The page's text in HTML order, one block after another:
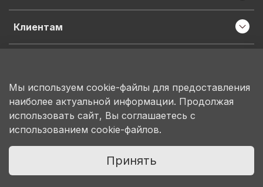
Клиентам
ИП Пронина М.Н.
ИНН 503150684207
Мы используем cookie-файлы для предоставления
наиболее актуальной информации. Продолжая
использовать сайт, Вы соглашаетесь с
использованием cookie-файлов.
Принять